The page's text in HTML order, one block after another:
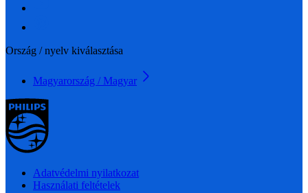
Ország / nyelv kiválasztása
Magyarország / Magyar
Adatvédelmi nyilatkozat
Használati feltételek